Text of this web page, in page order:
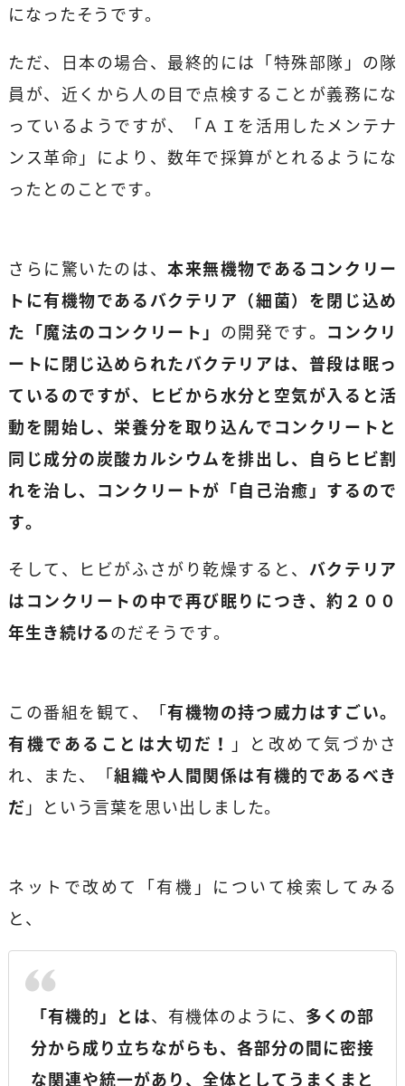
になったそうです。
ただ、日本の場合、最終的には「特殊部隊」の隊
員が、近くから人の目で点検することが義務にな
っているようですが、「ＡＩを活用したメンテナ
ンス革命」により、数年で採算がとれるようにな
ったとのことです。
さらに驚いたのは、本来無機物であるコンクリー
トに有機物であるバクテリア（細菌）を閉じ込め
た「魔法のコンクリート」 の開発です。 コンクリ
ートに閉じ込められたバクテリアは、普段は眠っ
ているのですが、ヒビから水分と空気が入ると活
動を開始し、栄養分を取り込んでコンクリートと
同じ成分の炭酸カルシウムを排出し、自らヒビ割
れを治し、コンクリートが「自己治癒」するので
す。
そして、ヒビがふさがり乾燥すると、 バクテリア
はコンクリートの中で再び眠りにつき、約２００
年生き続けるのだそうです。
この番組を観て、「有機物の持つ威力はすごい。
有機であることは大切だ！ 」と改めて気づかさ
れ、また、「組織や人間関係は有機的であるべき
だ 」という言葉を思い出しました。
ネットで改めて「有機」について検索してみる
と、
「有機的」とは、有機体のように、 多くの部
分から成り立ちながらも、各部分の間に密接
な関連や統一があり、全体としてうまくまと